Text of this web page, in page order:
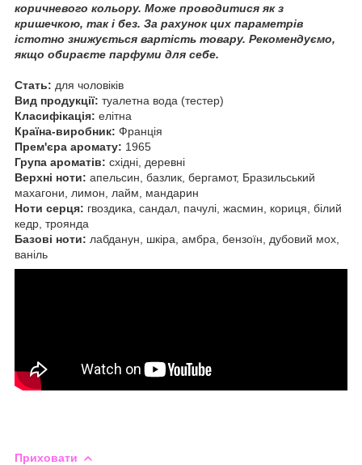
коричневого кольору. Може проводитися як з
кришечкою, так і без. За рахунок цих параметрів
істотно знижується вартість товару. Рекомендуємо,
якщо обираєте парфуми для себе.
Стать: для чоловіків
Вид продукції: туалетна вода (тестер)
Класифікація: елітна
Країна-виробник: Франція
Прем'єра аромату: 1965
Група ароматів: східні, деревні
Верхні ноти: апельсин, базлик, бергамот, Бразильський
махагони, лимон, лайм, мандарин
Ноти серця: гвоздика, сандал, пачулі, жасмин, кориця, білий
кедр, троянда
Базові ноти: лабданун, шкіра, амбра, бензоїн, дубовий мох,
ваніль
Приховати